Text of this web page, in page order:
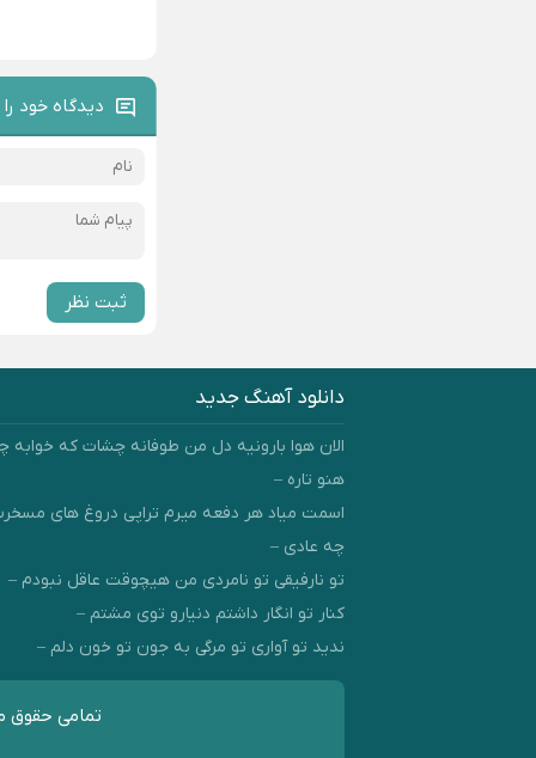
دیدگاه خود
ثبت نظر
دانلود آهنگ جدید
الان هوا بارونیه دل من طوفانه چشات که خوابه
هنو تاره –
اسمت میاد هر دفعه میرم تراپی دروغ‌ های
چه عادی –
تو نارفیقی تو نامردی من هیچوقت عاقل نبودم –
کنار تو انگار داشتم دنیارو توی مشتم –
ندید تو آواری تو مرگی به جون تو خون دلم –
تمامی حقوق